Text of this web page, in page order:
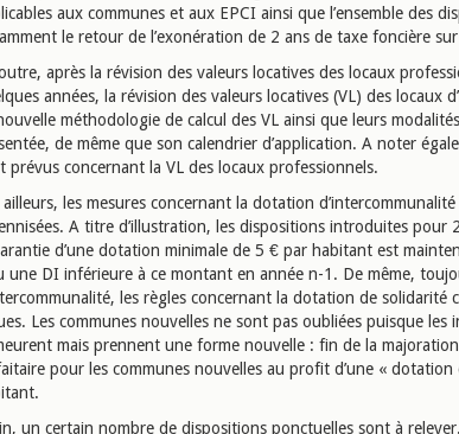
aux communes et aux EPCI ainsi que l’ensemble des
le retour de l’exonération de 2 ans de taxe foncière
après la révision des valeurs locatives des locaux
années, la révision des valeurs locatives (VL) des locaux
méthodologie de calcul des VL ainsi que leurs
de même que son calendrier d’application. A noter
prévus concernant la VL des locaux professionnels.
ailleurs, les mesures concernant la dotation
A titre d’illustration, les dispositions introduites pour
d’une dotation minimale de 5 € par habitant est
une DI inférieure à ce montant en année n-1. De même,
les règles concernant la dotation de solidarité
Les communes nouvelles ne sont pas oubliées puisque les
mais prennent une forme nouvelle : fin de la
pour les communes nouvelles au profit d’une « dotation
un certain nombre de dispositions ponctuelles sont à